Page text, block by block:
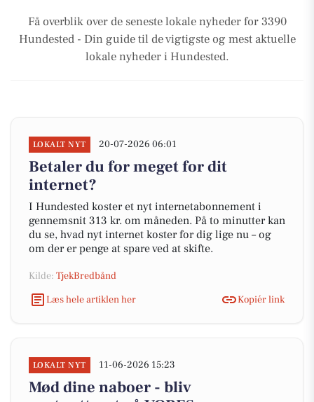
Få overblik over de seneste lokale nyheder for 3390
Hundested - Din guide til de vigtigste og mest aktuelle
lokale nyheder i Hundested.
LOKALT NYT 20-07-2026 06:01
Betaler du for meget for dit
internet?
I Hundested koster et nyt internetabonnement i
gennemsnit 313 kr. om måneden. På to minutter kan
du se, hvad nyt internet koster for dig lige nu – og
om der er penge at spare ved at skifte.
Kilde: TjekBredbånd
Læs hele artiklen her
Kopiér link
LOKALT NYT 11-06-2026 15:23
Mød dine naboer - bliv